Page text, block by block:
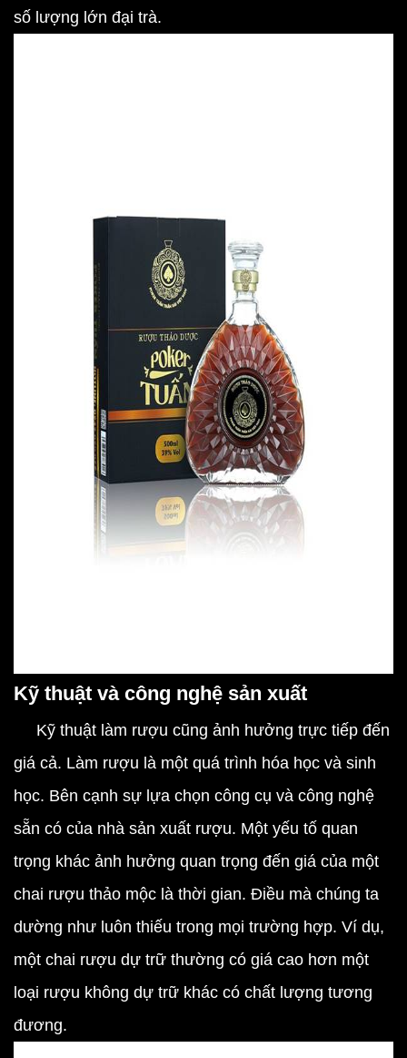
số lượng lớn đại trà.
Kỹ thuật và công nghệ sản xuất
Kỹ thuật làm rượu cũng ảnh hưởng trực tiếp đến
giá cả. Làm rượu là một quá trình hóa học và sinh
học. Bên cạnh sự lựa chọn công cụ và công nghệ
sẵn có của nhà sản xuất rượu. Một yếu tố quan
trọng khác ảnh hưởng quan trọng đến giá của một
chai rượu thảo mộc là thời gian. Điều mà chúng ta
dường như luôn thiếu trong mọi trường hợp. Ví dụ,
một chai rượu dự trữ thường có giá cao hơn một
loại rượu không dự trữ khác có chất lượng tương
đương.